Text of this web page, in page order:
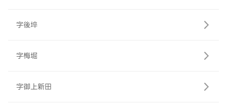
字後埣
字梅堀
字御上新田